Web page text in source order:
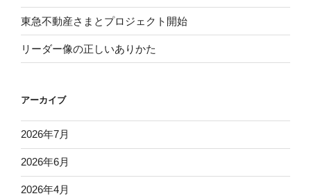
東急不動産さまとプロジェクト開始
リーダー像の正しいありかた
アーカイブ
2026年7月
2026年6月
2026年4月